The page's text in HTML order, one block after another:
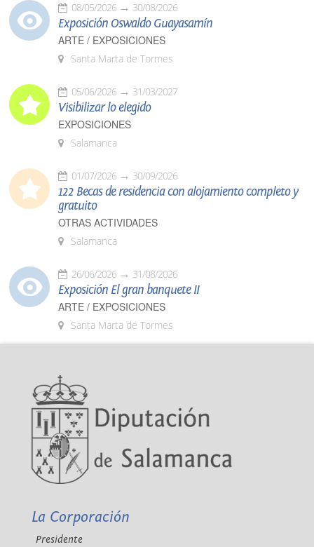
08/05/2026 30/08/2026
Exposición Oswaldo Guayasamín
ARTE / EXPOSICIONES
Santa Marta de Tormes
05/06/2026 31/03/2027
Visibilizar lo elegido
EXPOSICIONES
Salamanca
01/07/2026 30/09/2026
122 Becas de residencia con alojamiento completo y
gratuito
OTRAS ACTIVIDADES
Salamanca
26/06/2026 31/08/2026
Exposición El gran banquete II
ARTE / EXPOSICIONES
Santa Marta de Tormes
La Corporación
Presidente